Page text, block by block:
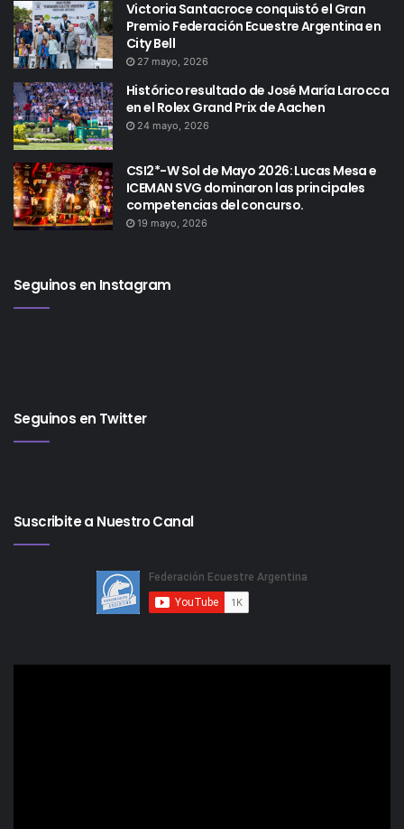
Victoria Santacroce conquistó el Gran
Premio Federación Ecuestre Argentina en
City Bell
27 mayo, 2026
Histórico resultado de José María Larocca
en el Rolex Grand Prix de Aachen
24 mayo, 2026
CSI2*-W Sol de Mayo 2026: Lucas Mesa e
ICEMAN SVG dominaron las principales
competencias del concurso.
19 mayo, 2026
Seguinos en Instagram
Seguinos en Twitter
Suscribite a Nuestro Canal